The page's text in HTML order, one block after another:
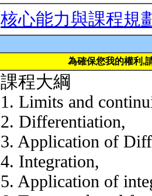
核心能力與課程規
為確保您我的權利,
課程大綱
1. Limits and
2. Differentiation,
3. Application of
4. Integration,
5. Application of